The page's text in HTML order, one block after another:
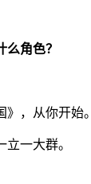
角色？
，从你开始。
一大群。